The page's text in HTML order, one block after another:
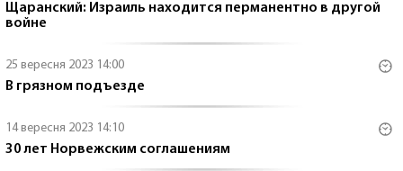
Щаранский: Израиль находится перманентно в другой
войне
25 вересня 2023 14:00
В грязном подъезде
14 вересня 2023 14:10
30 лет Норвежским соглашениям